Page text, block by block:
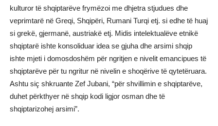
kulturor të shqiptarëve frymëzoi me dhjetra stjudues dhe
veprimtarë në Greqi, Shqipëri, Rumani Turqi etj. si edhe të huaj
si grekë, gjermanë, austriakë etj. Midis intelektualëve etnikë
shqiptarë ishte konsoliduar idea se gjuha dhe arsimi shqip
ishte mjeti i domosdoshëm për ngritjen e nivelit emancipues të
shqiptarëve për tu ngritur në nivelin e shoqërive të qytetëruara.
Ashtu siç shkruante Zef Jubani, “për shvillimin e shqiptarëve,
duhet përkthyer në shqip kodi ligjor osman dhe të
shqiptarizohej arsimi”.